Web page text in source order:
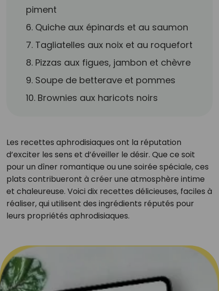
piment
6. Quiche aux épinards et au saumon
7. Tagliatelles aux noix et au roquefort
8. Pizzas aux figues, jambon et chèvre
9. Soupe de betterave et pommes
10. Brownies aux haricots noirs
Les recettes aphrodisiaques ont la réputation
d’exciter les sens et d’éveiller le désir. Que ce soit
pour un dîner romantique ou une soirée spéciale, ces
plats contribueront à créer une atmosphère intime
et chaleureuse. Voici dix recettes délicieuses, faciles à
réaliser, qui utilisent des ingrédients réputés pour
leurs propriétés aphrodisiaques.